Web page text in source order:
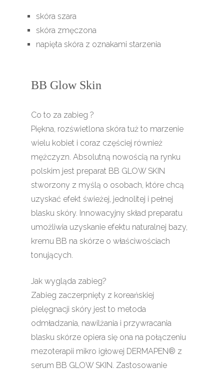
skóra szara
skóra zmęczona
napięta skóra z oznakami starzenia
BB Glow Skin
Co to za zabieg ?
Piękna, rozświetlona skóra tuż to marzenie
wielu kobiet i coraz częściej również
mężczyzn. Absolutną nowością na rynku
polskim jest preparat BB GLOW SKIN
stworzony z myślą o osobach, które chcą
uzyskać efekt świeżej, jednolitej i pełnej
blasku skóry. Innowacyjny skład preparatu
umożliwia uzyskanie efektu naturalnej bazy,
kremu BB na skórze o właściwościach
tonujących.
Jak wygląda zabieg?
Zabieg zaczerpnięty z koreańskiej
pielęgnacji skóry jest to metoda
odmładzania, nawilżania i przywracania
blasku skórze opiera się ona na połączeniu
mezoterapii mikro igłowej DERMAPEN® z
serum BB GLOW SKIN. Zastosowanie